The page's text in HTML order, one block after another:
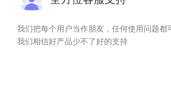
我们把每个用户当作朋友，任何使用问题都
我们相信好产品少不了好的支持